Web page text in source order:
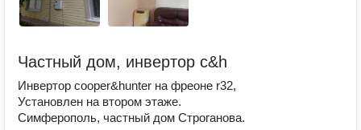
Частный дом, инвертор c&h
Инвертор cooper&hunter на фреоне r32,
Установлен на втором этаже.
Симферополь, частный дом Строганова.